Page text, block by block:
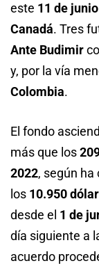
este 11 de junio
Canadá. Tres
Ante Budimir
y, por la vía
Colombia.
El fondo
más que los
2022, según
los 10.950
desde el 1 de
día siguiente a
acuerdo